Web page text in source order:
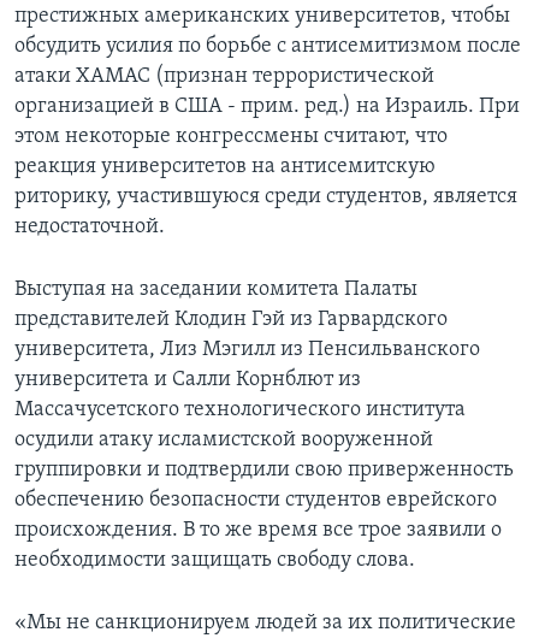
престижных американских университетов, чтобы
обсудить усилия по борьбе с антисемитизмом после
атаки ХАМАС (признан террористической
организацией в США - прим. ред.) на Израиль. При
этом некоторые конгрессмены считают, что
реакция университетов на антисемитскую
риторику, участившуюся среди студентов, является
недостаточной.
Выступая на заседании комитета Палаты
представителей Клодин Гэй из Гарвардского
университета, Лиз Мэгилл из Пенсильванского
университета и Салли Корнблют из
Массачусетского технологического института
осудили атаку исламистской вооруженной
группировки и подтвердили свою приверженность
обеспечению безопасности студентов еврейского
происхождения. В то же время все трое заявили о
необходимости защищать свободу слова.
«Мы не санкционируем людей за их политические